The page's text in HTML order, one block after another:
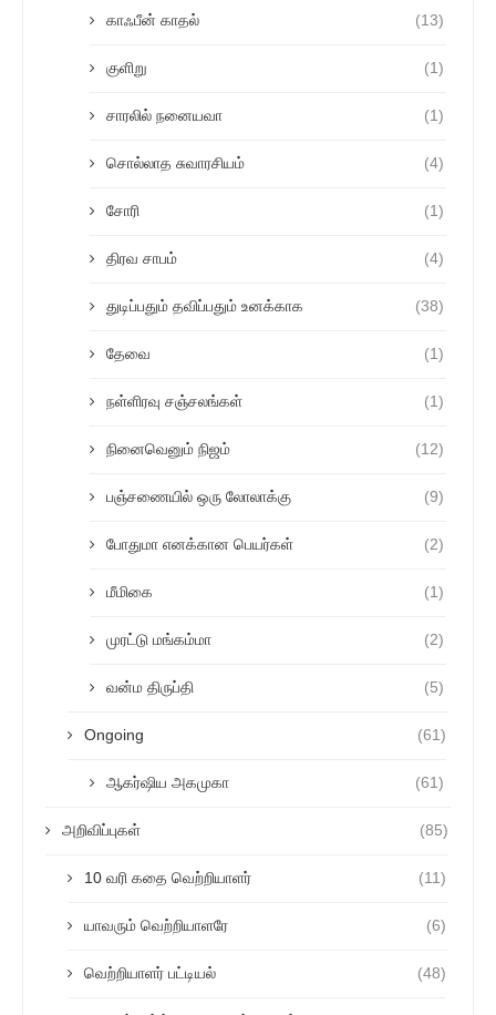
காஃபீன் காதல் (13)
குளிறு (1)
சாரலில் நனையவா (1)
சொல்லாத சுவாரசியம் (4)
சோரி (1)
திரவ சாபம் (4)
துடிப்பதும் தவிப்பதும் உனக்காக (38)
தேவை (1)
நள்ளிரவு சஞ்சலங்கள் (1)
நினைவெனும் நிஜம் (12)
பஞ்சணையில் ஒரு லோலாக்கு (9)
போதுமா எனக்கான பெயர்கள் (2)
மீமிகை (1)
முரட்டு மங்கம்மா (2)
வன்ம திருப்தி (5)
Ongoing (61)
ஆகர்ஷிய அகமுகா (61)
அறிவிப்புகள் (85)
10 வரி கதை வெற்றியாளர் (11)
யாவரும் வெற்றியாளரே (6)
வெற்றியாளர் பட்டியல் (48)